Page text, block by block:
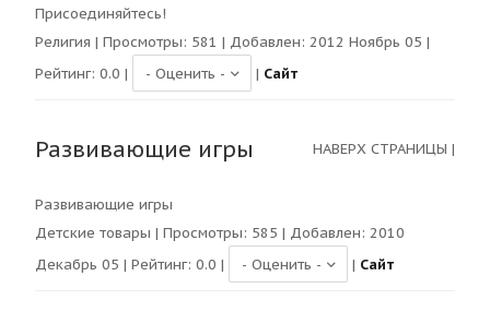
Присоединяйтесь!
Религия | Просмотры: 581 | Добавлен: 2012 Ноябрь 05 |
Рейтинг: 0.0 | | Сайт
Развивающие игры НАВЕРХ СТРАНИЦЫ |
Развивающие игры
Детские товары | Просмотры: 585 | Добавлен: 2010
Декабрь 05 | Рейтинг: 0.0 | | Сайт